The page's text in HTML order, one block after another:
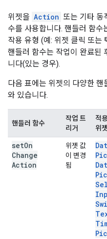
위젯을 Action 또는 기타 동
수를 사용합니다. 핸들러 함
작용 유형 (예: 위젯 클릭 또는
핸들러 함수는 작업이 완료된
니다(있는 경우).
다음 표에는 위젯의 다양한
와 있습니다.
핸들러 함수
작업 트
리거
적
위젯
setOn
Change
Action
위젯 값
이 변경
됨